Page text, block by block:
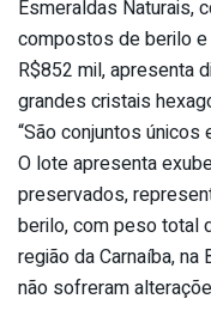
Esmeraldas Naturais,
compostos de berilo e
R$852 mil, apresenta
grandes cristais
“São conjuntos
O lote apresenta
preservados,
berilo, com peso total
região da Carnaíba,
não sofreram